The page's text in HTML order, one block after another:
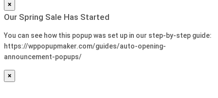
×
Our Spring Sale Has Started
You can see how this popup was set up in our step-by-step guide:
https://wppopupmaker.com/guides/auto-opening-
announcement-popups/
×